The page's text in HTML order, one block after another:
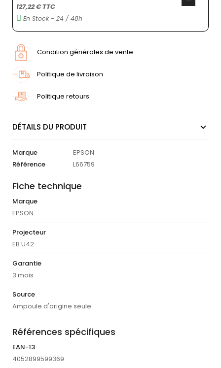
127,22 € TTC
En Stock - 24 / 48h
Condition générales de vente
Politique de livraison
Politique retours
DÉTAILS DU PRODUIT
Marque
EPSON
Référence
L66759
Fiche technique
Marque
EPSON
Projecteur
EB U42
Garantie
3 mois
Source
Ampoule d'origine seule
Références spécifiques
EAN-13
4052899599369